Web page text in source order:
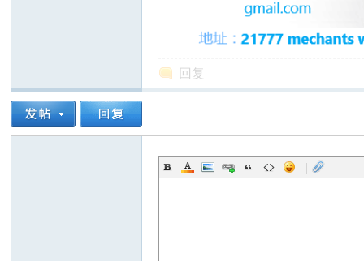
州
回复
|